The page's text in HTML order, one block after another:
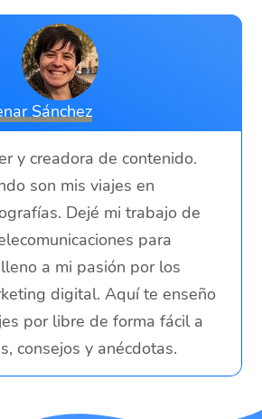
Sánchez
y creadora de contenido.
son mis viajes en
Dejé mi trabajo de
para
a mi pasión por los
digital. Aquí te enseño
por libre de forma fácil a
consejos y anécdotas.